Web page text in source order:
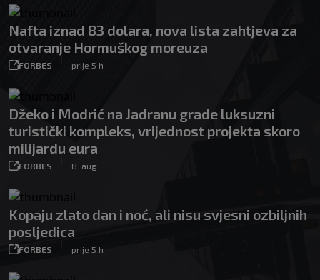
Nafta iznad 83 dolara, nova lista zahtjeva za
otvaranje Hormuškog moreuza
FORBES
|
prije 5 h
Džeko i Modrić na Jadranu grade luksuzni
turistički kompleks, vrijednost projekta skoro
milijardu eura
FORBES
|
8. aug.
Kopaju zlato dan i noć, ali nisu svjesni ozbiljnih
posljedica
FORBES
|
prije 5 h